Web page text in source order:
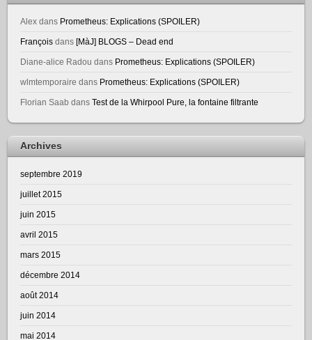
Alex dans Prometheus: Explications (SPOILER)
François dans [MàJ] BLOGS – Dead end
Diane-alice Radou dans Prometheus: Explications (SPOILER)
wlmtemporaire dans Prometheus: Explications (SPOILER)
Florian Saab dansTest de la Whirpool Pure, la fontaine filtrante
Archives
septembre 2019
juillet 2015
juin 2015
avril 2015
mars 2015
décembre 2014
août 2014
juin 2014
mai 2014